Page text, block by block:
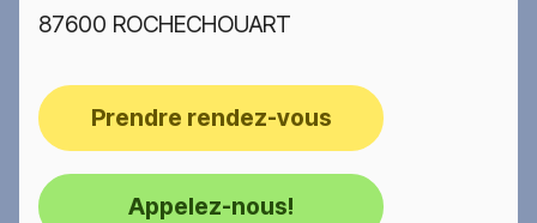
87600 ROCHECHOUART
Prendre rendez-vous
Appelez-nous!